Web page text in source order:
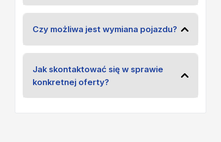
Czy możliwa jest wymiana pojazdu?
Jak skontaktować się w sprawie
konkretnej oferty?